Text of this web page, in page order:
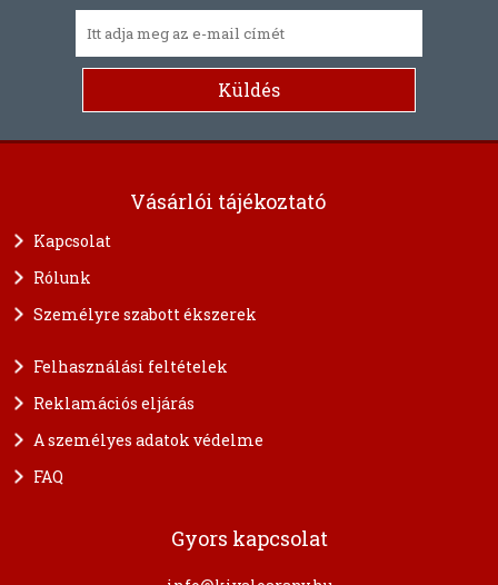
Vásárlói tájékoztató
Kapcsolat
Rólunk
Személyre szabott ékszerek
Felhasználási feltételek
Reklamációs eljárás
A személyes adatok védelme
FAQ
Gyors kapcsolat